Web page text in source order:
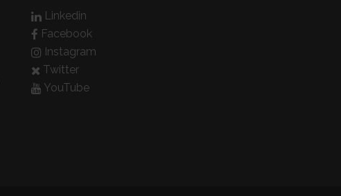
Linkedin
Facebook
Instagram
Twitter
YouTube